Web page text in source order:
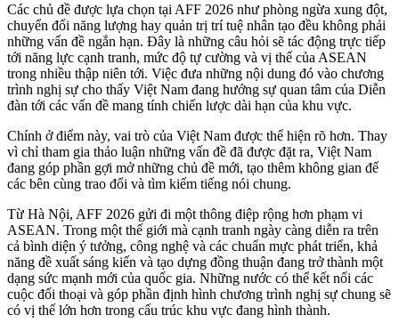
Các chủ đề được lựa chọn tại AFF 2026 như phòng ngừa xung đột,
chuyển đổi năng lượng hay quản trị trí tuệ nhân tạo đều không phải
những vấn đề ngắn hạn. Đây là những câu hỏi sẽ tác động trực tiếp
tới năng lực cạnh tranh, mức độ tự cường và vị thế của ASEAN
trong nhiều thập niên tới. Việc đưa những nội dung đó vào chương
trình nghị sự cho thấy Việt Nam đang hướng sự quan tâm của Diễn
đàn tới các vấn đề mang tính chiến lược dài hạn của khu vực.
Chính ở điểm này, vai trò của Việt Nam được thể hiện rõ hơn. Thay
vì chỉ tham gia thảo luận những vấn đề đã được đặt ra, Việt Nam
đang góp phần gợi mở những chủ đề mới, tạo thêm không gian để
các bên cùng trao đổi và tìm kiếm tiếng nói chung.
Từ Hà Nội, AFF 2026 gửi đi một thông điệp rộng hơn phạm vi
ASEAN. Trong một thế giới mà cạnh tranh ngày càng diễn ra trên
cả bình diện ý tưởng, công nghệ và các chuẩn mực phát triển, khả
năng đề xuất sáng kiến và tạo dựng đồng thuận đang trở thành một
dạng sức mạnh mới của quốc gia. Những nước có thể kết nối các
cuộc đối thoại và góp phần định hình chương trình nghị sự chung sẽ
có vị thế lớn hơn trong cấu trúc khu vực đang hình thành.